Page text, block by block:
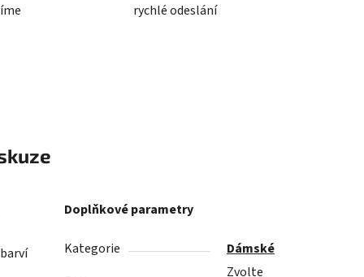
rychlé odeslání
Doplňkové parametry
Kategorie
Dámské
Zvolte